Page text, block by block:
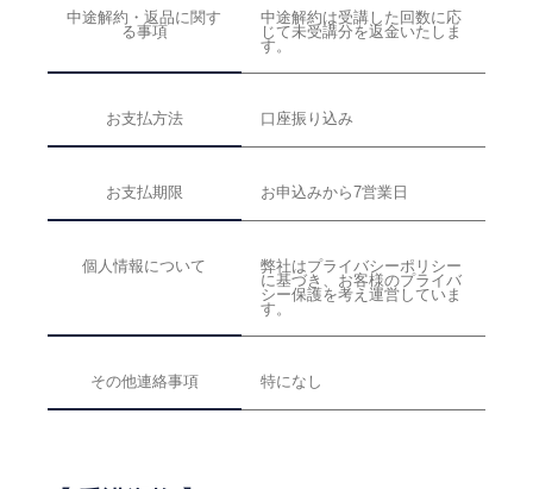
中途解約・返品に関す
る事項
中途解約は受講した回数に応
じて未受講分を返金いたしま
す。
お支払方法 口座振り込み
お支払期限 お申込みから7営業日
個人情報について
弊社はプライバシーポリシー
に基づき、お客様のプライバ
シー保護を考え運営していま
す。
その他連絡事項 特になし